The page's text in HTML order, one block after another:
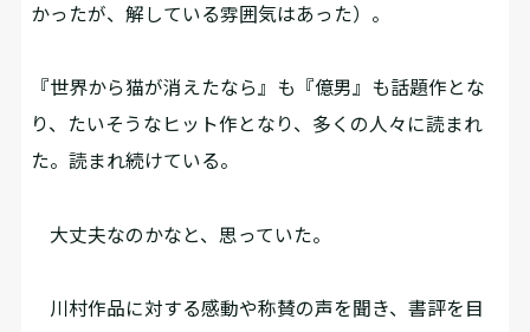
かったが、解している雰囲気はあった）。
『世界から猫が消えたなら』も『億男』も話題作とな
り、たいそうなヒット作となり、多くの人々に読まれ
た。読まれ続けている。
大丈夫なのかなと、思っていた。
川村作品に対する感動や称賛の声を聞き、書評を目